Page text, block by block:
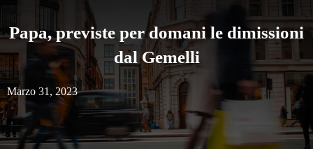
Papa, previste per domani le dimissioni
dal Gemelli
Marzo 31, 2023